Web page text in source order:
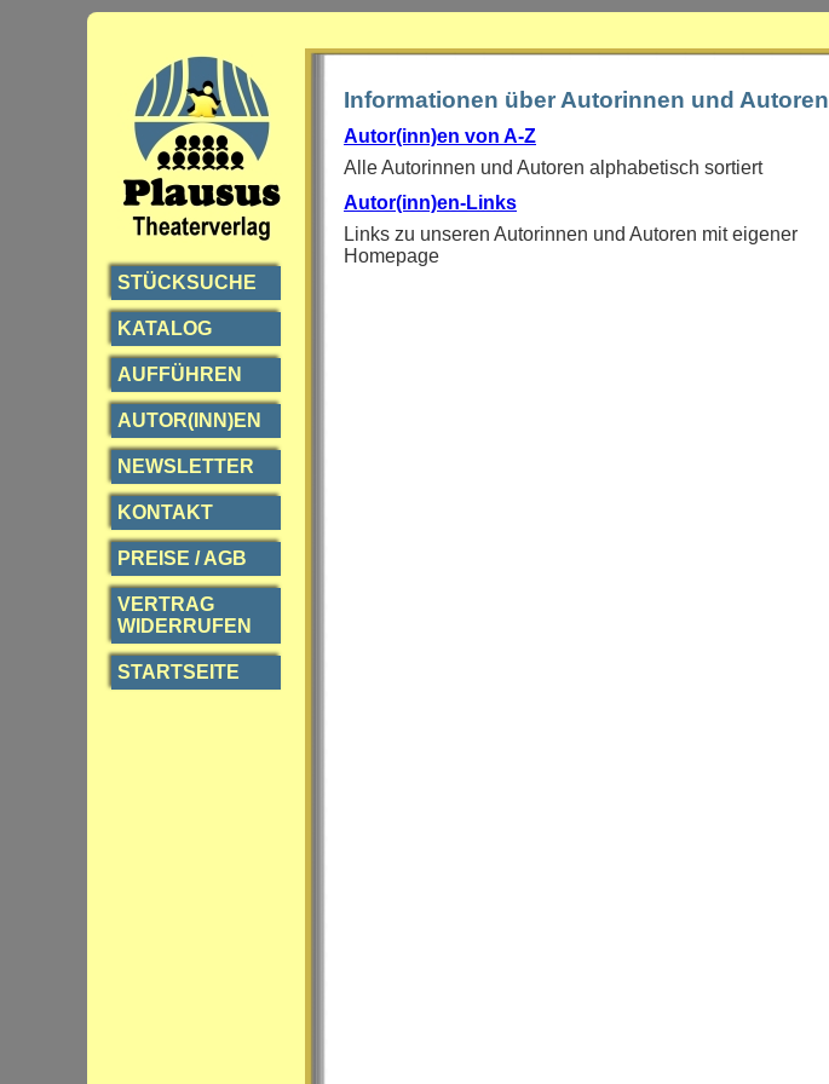
STÜCKSUCHE
KATALOG
AUFFÜHREN
AUTOR(INN)EN
NEWSLETTER
KONTAKT
PREISE / AGB
VERTRAG
WIDERRUFEN
STARTSEITE
Informationen über Autorinnen und Autoren
Autor(inn)en von A-Z
Alle Autorinnen und Autoren alphabetisch sortiert
Autor(inn)en-Links
Links zu unseren Autorinnen und Autoren mit eigener
Homepage